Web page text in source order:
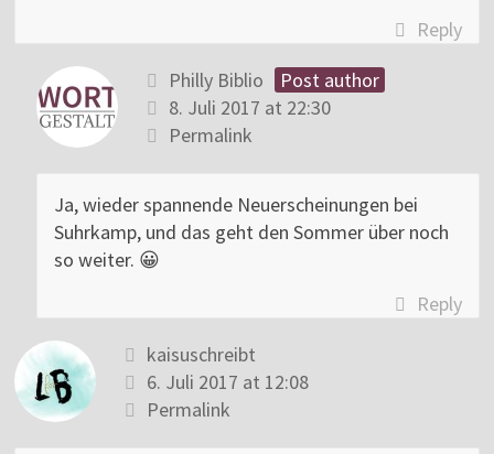
Reply
Philly Biblio
Post author
8. Juli 2017 at 22:30
Permalink
Ja, wieder spannende Neuerscheinungen bei
Suhrkamp, und das geht den Sommer über noch
so weiter. 😀
Reply
kaisuschreibt
6. Juli 2017 at 12:08
Permalink